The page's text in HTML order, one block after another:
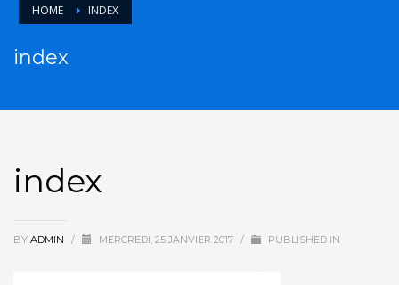
HOME INDEX
index
index
BY ADMIN / MERCREDI, 25 JANVIER 2017 / PUBLISHED IN